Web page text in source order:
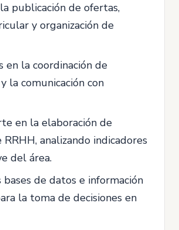
publicación de ofertas,
y organización de
en la coordinación de
la comunicación con
en la elaboración de
analizando indicadores
del área.
bases de datos e información
la toma de decisiones en